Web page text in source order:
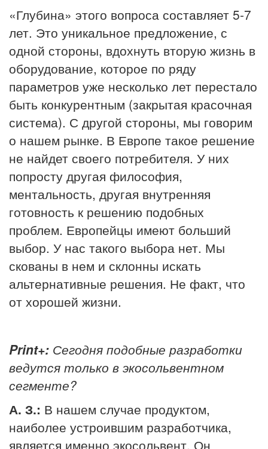
«Глубина» этого вопроса составляет 5-7
лет. Это уникальное предложение, с
одной стороны, вдохнуть вторую жизнь в
оборудование, которое по ряду
параметров уже несколько лет перестало
быть конкурентным (закрытая красочная
система). С другой стороны, мы говорим
о нашем рынке. В Европе такое решение
не найдет своего потребителя. У них
попросту другая философия,
ментальность, другая внутренняя
готовность к решению подобных
проблем. Европейцы имеют больший
выбор. У нас такого выбора нет. Мы
скованы в нем и склонны искать
альтернативные решения. Не факт, что
от хорошей жизни.
Print+: Сегодня подобные разработки
ведутся только в экосольвентном
сегменте?
А. З.: В нашем случае продуктом,
наиболее устроившим разработчика,
является именно экосольвент. Он